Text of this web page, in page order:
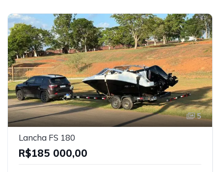
5
Lancha FS 180
R$185 000,00